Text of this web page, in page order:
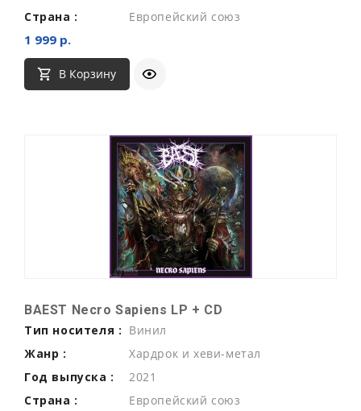
Страна :
Европейский союз
1 999 р.
В Корзину
BAEST Necro Sapiens LP + CD
Тип носителя : Винил
Жанр :
Хардрок и хеви-метал
Год выпуска :
2021
Страна :
Европейский союз